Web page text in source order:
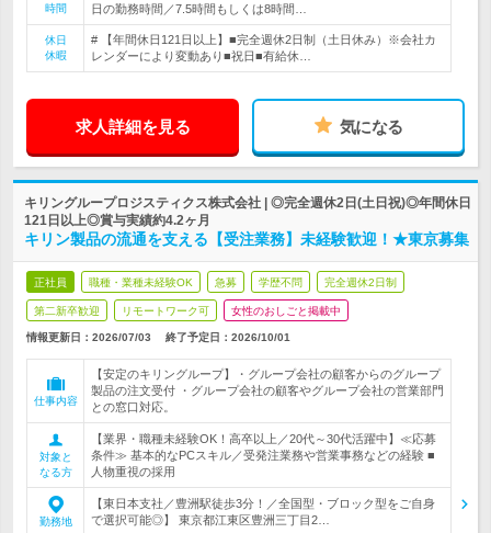
時間
日の勤務時間／7.5時間もしくは8時間…
休日
休暇
# 【年間休日121日以上】■完全週休2日制（土日休み）※会社カ
レンダーにより変動あり■祝日■有給休…
求人詳細を見る 気になる
キリングループロジスティクス株式会社 | ◎完全週休2日(土日祝)◎年間休日
121日以上◎賞与実績約4.2ヶ月
キリン製品の流通を支える【受注業務】未経験歓迎！★東京募集
正社員 職種・業種未経験OK 急募 学歴不問 完全週休2日制
第二新卒歓迎 リモートワーク可 女性のおしごと掲載中
情報更新日：2026/07/03 終了予定日： 2026/10/01
仕事内容
【安定のキリングループ】・グループ会社の顧客からのグループ
製品の注文受付 ・グループ会社の顧客やグループ会社の営業部門
との窓口対応。
対象と
なる方
【業界・職種未経験OK！高卒以上／20代～30代活躍中】≪応募
条件≫ 基本的なPCスキル／受発注業務や営業事務などの経験 ■
人物重視の採用
勤務地
【東日本支社／豊洲駅徒歩3分！／全国型・ブロック型をご自身
で選択可能◎】 東京都江東区豊洲三丁目2…